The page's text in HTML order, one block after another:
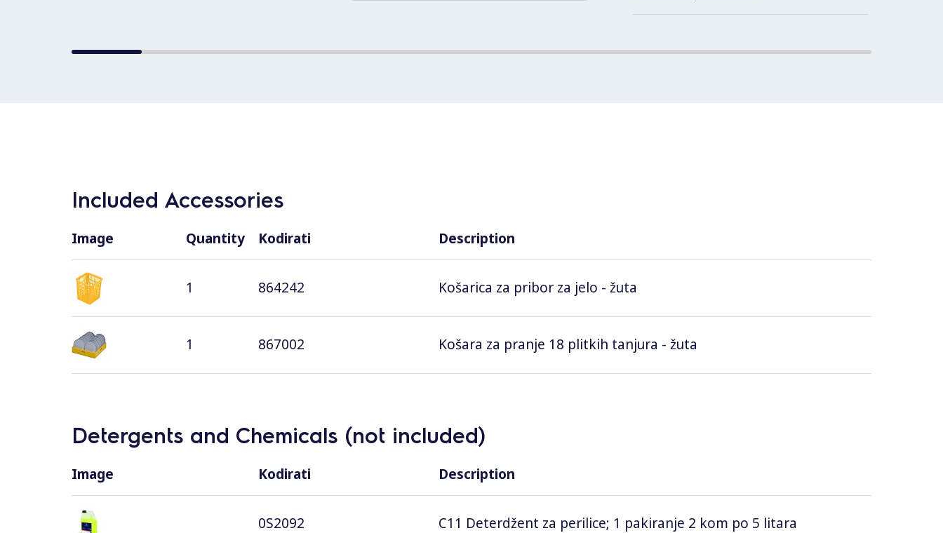
Included Accessories
Image Quantity Kodirati Description
1 864242 Košarica za pribor za jelo - žuta
1 867002 Košara za pranje 18 plitkih tanjura - žuta
Detergents and Chemicals (not included)
Image Kodirati Description
0S2092 C11 Deterdžent za perilice; 1 pakiranje 2 kom po 5 litara